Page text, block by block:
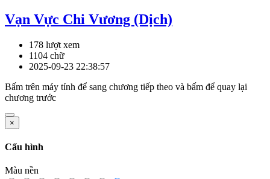
Vạn Vực Chi Vương (Dịch)
178 lượt xem
1104 chữ
2025-09-23 22:38:57
Bấm trên máy tính để sang chương tiếp theo và bấm để quay lại
chương trước
×
Cấu hình
Màu nền